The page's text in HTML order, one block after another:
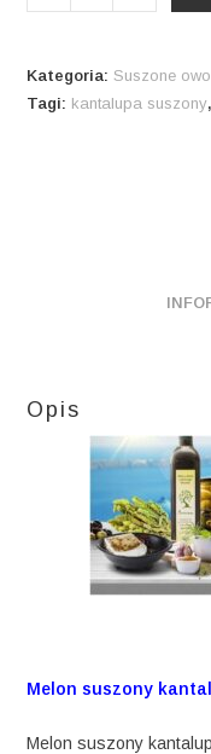
Melon
kantalupa
250
Kategoria:Suszone
Tagi: kantalupa suszony,
Opis
Melon suszony
Melon suszony